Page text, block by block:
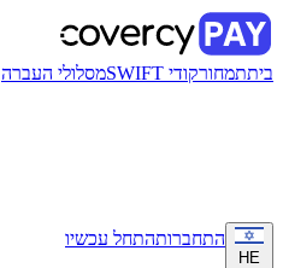
ביתתמחורקודי SWIFT מסלולי העברה
HE
התחברותהתחל עכשיו